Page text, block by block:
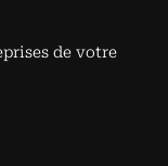
de votre